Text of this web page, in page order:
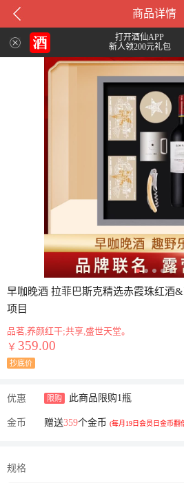
商品详情
打开酒仙APP
新人领200元礼包
早咖晚酒 拉菲巴斯克精选赤霞珠红酒
项目
品茗,养颜红干;共享,盛世天堂。
￥ 359.00
抄底价
优惠 限购 此商品限购1瓶
金币 赠送359个金币 (每月19日会员日金币翻
规格